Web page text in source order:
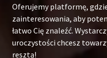
Oferujemy platformę,
zainteresowania, aby
łatwo Cię znaleźć.
uroczystości chcesz
resztą!